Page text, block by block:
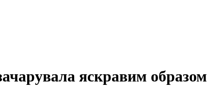
яскравим образом